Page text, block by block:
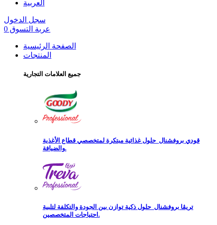
العربية
سجل الدخول
عربة التسوق 0
الصفحة الرئيسية
المنتجات
جميع العلامات التجارية
قودي بروفشنال حلول غذائية مبتكرة لمتخصصي قطاع الأغذية
والضيافة.
تريڨا بروفشنال حلول ذكية توازن بين الجودة والتكلفة لتلبية
احتياجات المتخصصين.